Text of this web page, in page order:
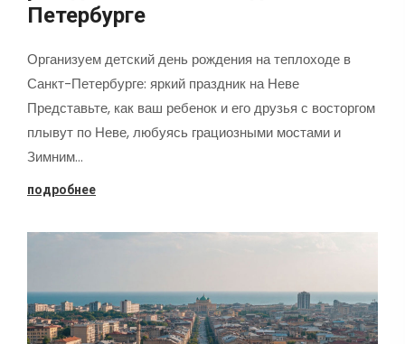
Петербурге
Организуем детский день рождения на теплоходе в
Санкт-Петербурге: яркий праздник на Неве
Представьте, как ваш ребенок и его друзья с восторгом
плывут по Неве, любуясь грациозными мостами и
Зимним…
подробнее